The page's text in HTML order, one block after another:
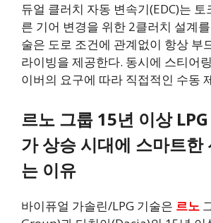
듀얼 클러치 자동 변속기(EDC)는
른 기어 변경을 위한 2클러치 설계
술은 도로 조건에 관계없이 항상 부
라이빙을 제공한다. 동시에 스티어
이버의 요구에 따라 직접적인 수동
르노 그룹 15년 이상
가 상승 시대에 스마트한
는 이유
바이퓨얼 가솔린/LPG 기술은 르노